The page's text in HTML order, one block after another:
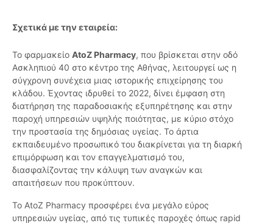
Σχετικά με την εταιρεία:
Το φαρμακείο AtoZ Pharmacy, που βρίσκεται στην οδό
Ασκληπιού 40 στο κέντρο της Αθήνας, λειτουργεί ως η
σύγχρονη συνέχεια μιας ιστορικής επιχείρησης του
κλάδου. Έχοντας ιδρυθεί το 2022, δίνει έμφαση στη
διατήρηση της παραδοσιακής εξυπηρέτησης και στην
παροχή υπηρεσιών υψηλής ποιότητας, με κύριο στόχο
την προστασία της δημόσιας υγείας. Το άρτια
εκπαιδευμένο προσωπικό του διακρίνεται για τη διαρκή
επιμόρφωση και τον επαγγελματισμό του,
διασφαλίζοντας την κάλυψη των αναγκών και
απαιτήσεων που προκύπτουν.
Το AtoZ Pharmacy προσφέρει ένα μεγάλο εύρος
υπηρεσιών υγείας, από τις τυπικές παροχές όπως rapid